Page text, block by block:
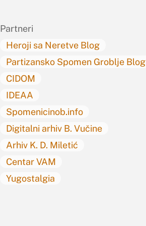
Partneri
Heroji sa Neretve Blog
Partizansko Spomen Groblje Blog
CIDOM
IDEAA
Spomenicinob.info
Digitalni arhiv B. Vučine
Arhiv K. D. Miletić
Centar VAM
Yugostalgia